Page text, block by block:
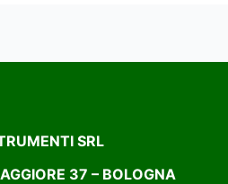
SRL
37 – BOLOGNA